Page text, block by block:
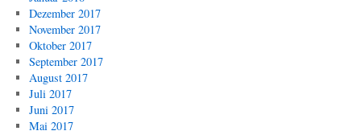
Dezember 2017
November 2017
Oktober 2017
September 2017
August 2017
Juli 2017
Juni 2017
Mai 2017